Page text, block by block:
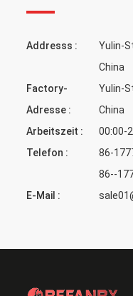
Addresss :
Yulin-
China
Factory-
Adresse :
Yulin-
China
Arbeitszeit :
00:00-
Telefon :
86-
86--
E-Mail :